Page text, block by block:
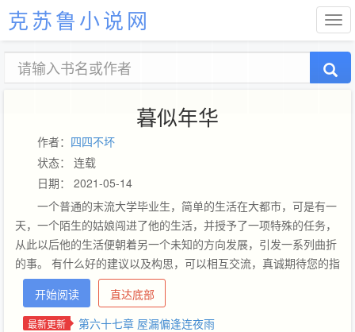
克苏鲁小说网
暮似年华
作者： 四四不坏
状态： 连载
日期： 2021-05-14
一个普通的末流大学毕业生，简单的生活在大都市，可是有一
天，一个陌生的姑娘闯进了他的生活，并授予了一项特殊的任务，
从此以后他的生活便朝着另一个未知的方向发展，引发一系列曲折
的事。 有什么好的建议以及构思，可以相互交流，真诚期待您的指
点，
开始阅读 直达底部
最新更新 第六十七章 屋漏偏逢连夜雨